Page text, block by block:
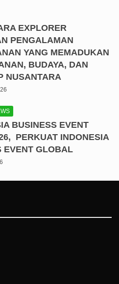
EXPLORER
PENGALAMAN
YANG MEMADUKAN
BUDAYA, DAN
NUSANTARA
BUSINESS EVENT
PERKUAT INDONESIA
EVENT GLOBAL